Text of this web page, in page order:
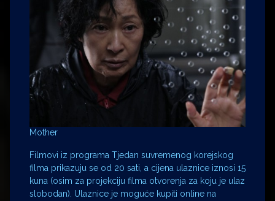
Mother
Filmovi iz programa Tjedan suvremenog korejskog
filma prikazuju se od 20 sati, a cijena ulaznice iznosi 15
kuna (osim za projekciju filma otvorenja za koju je ulaz
slobodan). Ulaznice je moguće kupiti online na